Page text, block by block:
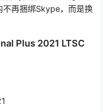
不再捆绑Skype，而是换
Plus 2021 LTSC